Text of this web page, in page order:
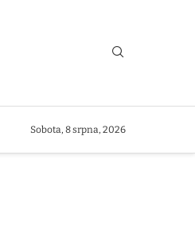
Sobota, 8 srpna, 2026